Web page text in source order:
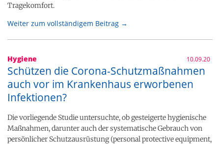
Tragekomfort.
Weiter zum vollständigem Beitrag →
Hygiene 10.09.20
Schützen die Corona-Schutzmaßnahmen
auch vor im Krankenhaus erworbenen
Infektionen?
Die vorliegende Studie untersuchte, ob gesteigerte hygienische
Maßnahmen, darunter auch der systematische Gebrauch von
persönlicher Schutzausrüstung (personal protective equipment,